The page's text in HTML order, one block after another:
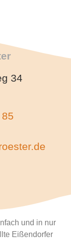
34
und in nur
Eißendorfer